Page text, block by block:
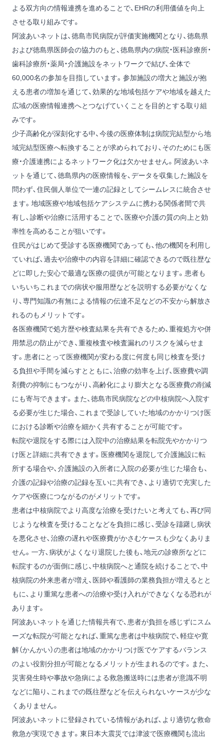
よる双方向の情報連携を進めることで、EHRの利用価値を向上
させる取り組みです。
阿波あいネットは、徳島市民病院が評価実施機関となり、徳島県
および徳島県医師会の協力のもと、徳島県内の病院・医科診療所・
歯科診療所・薬局・介護施設をネットワークで結び、全体で
60,000名の参加を目指しています。参加施設の増大と施設が抱
える患者の増加を通じて、効果的な地域包括ケアや地域を越えた
広域の医療情報連携へとつなげていくことを目的とする取り組
みです。
少子高齢化が深刻化する中、今後の医療体制は病院完結型から地
域完結型医療へ転換することが求められており、そのためにも医
療・介護連携によるネットワーク化は欠かせません。阿波あいネ
ットを通じて、徳島県内の医療情報を、データを収集した施設を
問わず、住民個人単位で一連の記録としてシームレスに統合させ
ます。地域医療や地域包括ケアシステムに携わる関係者間で共
有し、診断や治療に活用することで、医療や介護の質の向上と効
率性を高めることが狙いです。
住民がはじめて受診する医療機関であっても、他の機関を利用し
ていれば、過去や治療中の内容を詳細に確認できるので既往歴な
どに即した安心で最適な医療の提供が可能となります。患者も
いちいちこれまでの病状や服用歴などを説明する必要がなくな
り、専門知識の有無による情報の伝達不足などの不安から解放さ
れるのもメリットです。
各医療機関で処方歴や検査結果を共有できるため、重複処方や併
用禁忌の防止ができ、重複検査や検査漏れのリスクを減らせま
す。患者にとって医療機関が変わる度に何度も同じ検査を受け
る負担や手間を減らすとともに、治療の効率を上げ、医療費や調
剤費の抑制にもつながり、高齢化により膨大となる医療費の削減
にも寄与できます。また、徳島市民病院などの中核病院へ入院す
る必要が生じた場合、これまで受診していた地域のかかりつけ医
における診断や治療を細かく共有することが可能です。
転院や退院をする際には入院中の治療結果を転院先やかかりつ
け医と詳細に共有できます。医療機関を退院して介護施設に転
所する場合や、介護施設の入所者に入院の必要が生じた場合も、
介護の記録や治療の記録を互いに共有でき、より適切で充実した
ケアや医療につながるのがメリットです。
患者は中核病院でより高度な治療を受けたいと考えても、再び同
じような検査を受けることなどを負担に感じ、受診を躊躇し病状
を悪化させ、治療の遅れや医療費がかさむケースも少なくありま
せん。一方、病状がよくなり退院した後も、地元の診療所などに
転院するのが面倒に感じ、中核病院へと通院を続けることで、中
核病院の外来患者が増え、医師や看護師の業務負担が増えるとと
もに、より重篤な患者への治療や受け入れができなくなる恐れが
あります。
阿波あいネットを通じた情報共有で、患者が負担を感じずにスム
ーズな転院が可能となれば、重篤な患者は中核病院で、軽症や寛
解（かんかい）の患者は地域のかかりつけ医でケアするバランス
のよい役割分担が可能となるメリットが生まれるのです。また、
災害発生時や事故や急病による救急搬送時には患者が意識不明
などに陥り、これまでの既往歴などを伝えられないケースが少な
くありません。
阿波あいネットに登録されている情報があれば、より適切な救命
救急が実現できます。東日本大震災では津波で医療機関も流出